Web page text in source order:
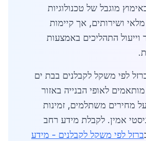
מוגבל של טכנולוגיות
מלאי ושירותים, אך קיימות
וייעול התהליכים באמצעות
לפי משקל לקבלנים בבת ים
לאופי הבנייה באזור
מחירים משתלמים, זמינות
אמין. לקבלת מידע רחב
ברזל לפי משקל לקבלנים - מידע